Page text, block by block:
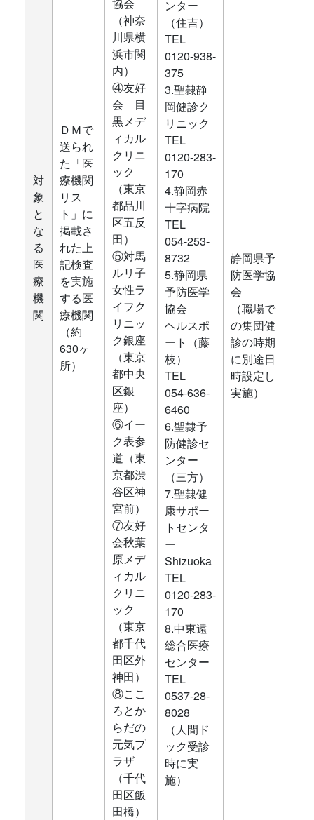
対
象
と
な
る
医
療
機
関
ＤＭで
送られ
た「医
療機関
リス
ト」に
掲載さ
れた上
記検査
を実施
する医
療機関
（約
630ヶ
所）
（神奈
川県横
浜市関
内）
④友好
会 目
黒メデ
ィカル
クリニ
ック
（東京
都品川
区五反
田）
⑤対馬
ルリ子
女性ラ
イフク
リニッ
ク銀座
（東京
都中央
区銀
座）
⑥イー
ク表参
道（東
京都渋
谷区神
宮前）
⑦友好
会秋葉
原メデ
ィカル
クリニ
ック
（東京
都千代
田区外
神田）
⑧ここ
ろとか
らだの
元気プ
ラザ
（千代
田区飯
田橋）
ンター
（住吉）
TEL
0120-938-
375
3.聖隷静
岡健診ク
リニック
TEL
0120-283-
170
4.静岡赤
十字病院
TEL
054-253-
8732
5.静岡県
予防医学
協会
ヘルスポ
ート（藤
枝）
TEL
054-636-
6460
6.聖隷予
防健診セ
ンター
（三方）
7.聖隷健
康サポー
トセンタ
ー
Shizuoka
TEL
0120-283-
170
8.中東遠
総合医療
センター
TEL
0537-28-
8028
（人間ド
ック受診
時に実
施）
静岡県予
防医学協
会
（職場で
の集団健
診の時期
に別途日
時設定し
実施）